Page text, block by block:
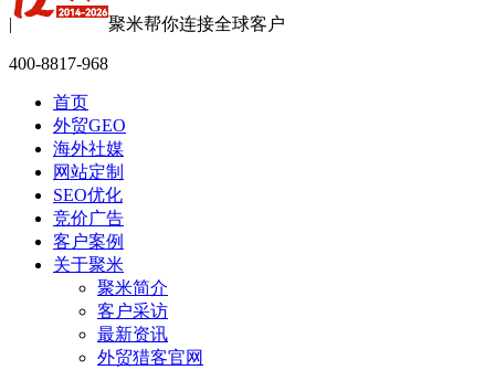
| 聚米帮你连接全球客户
400-8817-968
首页
外贸GEO
海外社媒
网站定制
SEO优化
竞价广告
客户案例
关于聚米
聚米简介
客户采访
最新资讯
外贸猎客官网